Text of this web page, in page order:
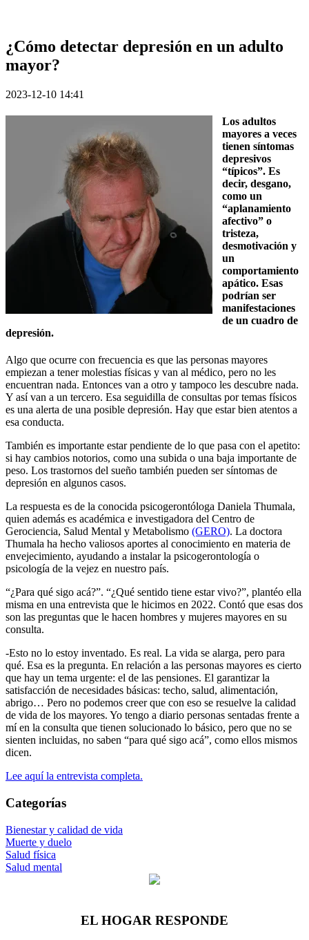
¿Cómo detectar depresión en un adulto
mayor?
2023-12-10 14:41
Los adultos
mayores a veces
tienen síntomas
depresivos
“típicos”. Es
decir, desgano,
como un
“aplanamiento
afectivo” o
tristeza,
desmotivación y
un
comportamiento
apático. Esas
podrían ser
manifestaciones
de un cuadro de
depresión.
Algo que ocurre con frecuencia es que las personas mayores
empiezan a tener molestias físicas y van al médico, pero no les
encuentran nada. Entonces van a otro y tampoco les descubre nada.
Y así van a un tercero. Esa seguidilla de consultas por temas físicos
es una alerta de una posible depresión. Hay que estar bien atentos a
esa conducta.
También es importante estar pendiente de lo que pasa con el apetito:
si hay cambios notorios, como una subida o una baja importante de
peso. Los trastornos del sueño también pueden ser síntomas de
depresión en algunos casos.
La respuesta es de la conocida psicogerontóloga Daniela Thumala,
quien además es académica e investigadora del Centro de
Gerociencia, Salud Mental y Metabolismo (GERO). La doctora
Thumala ha hecho valiosos aportes al conocimiento en materia de
envejecimiento, ayudando a instalar la psicogerontología o
psicología de la vejez en nuestro país.
“¿Para qué sigo acá?”. “¿Qué sentido tiene estar vivo?”, plantéo ella
misma en una entrevista que le hicimos en 2022. Contó que esas dos
son las preguntas que le hacen hombres y mujeres mayores en su
consulta.
-Esto no lo estoy inventado. Es real. La vida se alarga, pero para
qué. Esa es la pregunta. En relación a las personas mayores es cierto
que hay un tema urgente: el de las pensiones. El garantizar la
satisfacción de necesidades básicas: techo, salud, alimentación,
abrigo… Pero no podemos creer que con eso se resuelve la calidad
de vida de los mayores. Yo tengo a diario personas sentadas frente a
mí en la consulta que tienen solucionado lo básico, pero que no se
sienten incluidas, no saben “para qué sigo acá”, como ellos mismos
dicen.
Lee aquí la entrevista completa.
Categorías
Bienestar y calidad de vida
Muerte y duelo
Salud física
Salud mental
EL HOGAR RESPONDE